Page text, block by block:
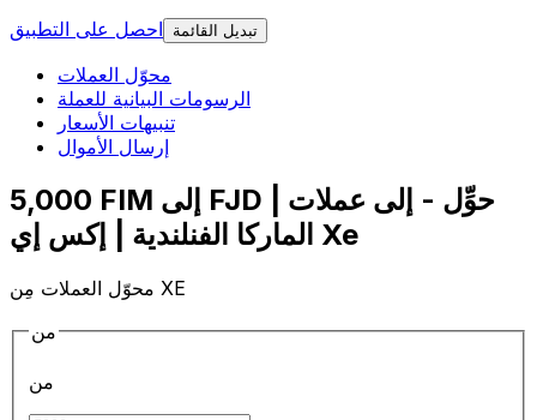
احصل على التطبيق
تبديل القائمة
محوّل العملات
الرسومات البيانية للعملة
تنبيهات الأسعار
إرسال الأموال
5,000 FIM إلى FJD | حوِّل - إلى عملات
الماركا الفنلندية | إكس إي Xe
محوّل العملات مِن XE
من
من